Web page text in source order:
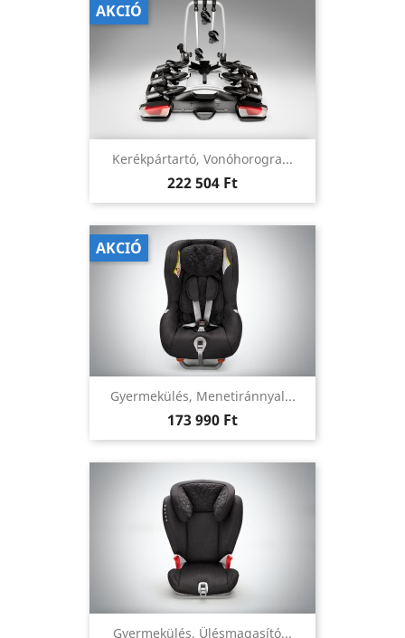
Kerékpártartó, Vonóhorogra...
Ár
222 504 Ft
AKCIÓ
Gyermekülés, Menetiránnyal...
Ár
173 990 Ft
AKCIÓ
Gyermekülés, Ülésmagasító...